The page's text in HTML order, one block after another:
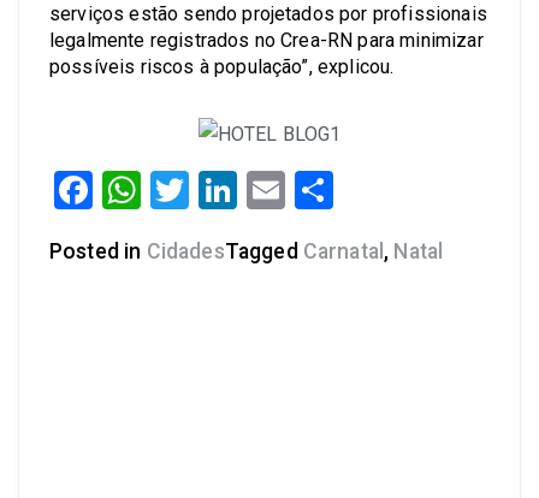
serviços estão sendo projetados por profissionais
legalmente registrados no Crea-RN para minimizar
possíveis riscos à população”, explicou.
Facebook
WhatsApp
Twitter
LinkedIn
Email
Posted in CidadesTagged Carnatal , Natal